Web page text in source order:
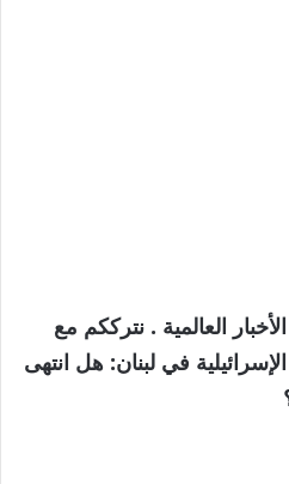
متابعات الأخبار العالمية . نترككم مع
في لبنان: هل انتهى